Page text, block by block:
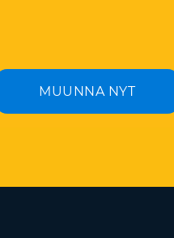
MUUNNA NYT